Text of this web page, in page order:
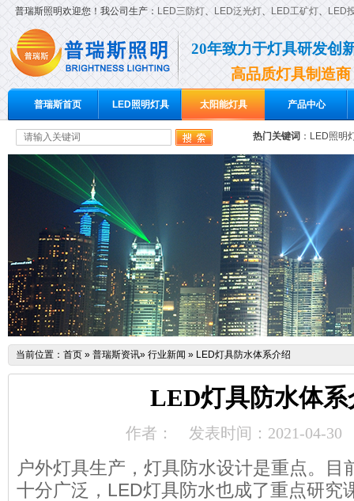
普瑞斯照明欢迎您！我公司生产： LED三防灯、 LED泛光灯、 LED工矿灯、 LED
20年致力于灯具研发创
高品质灯具制造商
普瑞斯首页 LED照明灯具 太阳能灯具 产品中心
热门关键词 ： LED照明
当前位置： 首页 » 普瑞斯资讯» 行业新闻 » LED灯具防水体系介绍
LED灯具防水体系
作者： 发表时间：2021-04-30
户外灯具生产，灯具防水设计是重点。目
十分广泛，LED灯具防水也成了重点研究